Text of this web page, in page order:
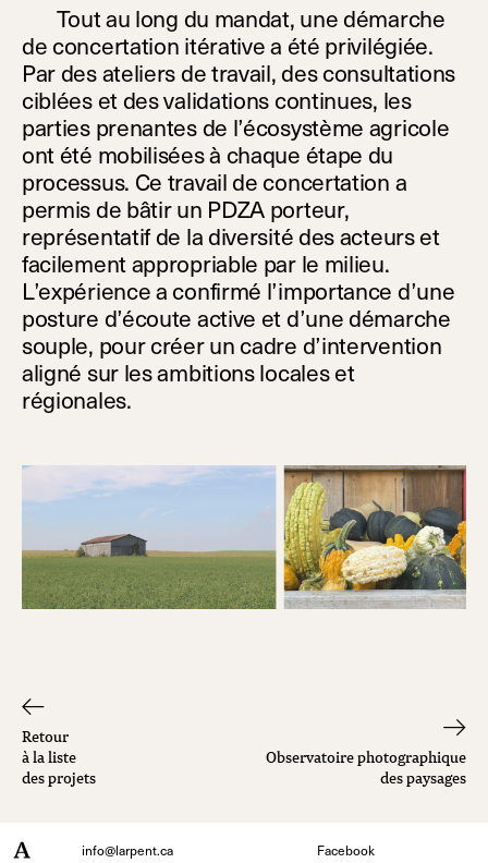
Tout au long du mandat, une démarche
de concertation itérative a été privilégiée.
Par des ateliers de travail, des consultations
ciblées et des validations continues, les
parties prenantes de l’écosystème agricole
ont été mobilisées à chaque étape du
processus. Ce travail de concertation a
permis de bâtir un PDZA porteur,
représentatif de la diversité des acteurs et
facilement appropriable par le milieu.
L’expérience a confirmé l’importance d’une
posture d’écoute active et d’une démarche
souple, pour créer un cadre d’intervention
aligné sur les ambitions locales et
régionales.
Retour
à la liste
des projets
Observatoire photographique
des paysages
info@larpent.ca Facebook